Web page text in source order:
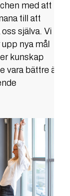
med att
till att
själva. Vi
nya mål
kunskap
bättre än